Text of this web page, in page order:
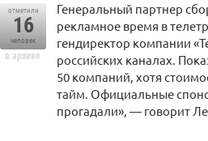
отметили
16
человек
в архиве
Генеральный партнер
рекламное время в
гендиректор компании
российских каналах.
50 компаний, хотя
тайм. Официальные
прогадали», — говорит